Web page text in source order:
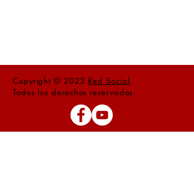
Copyright © 2022 Red Social .
Todos los derechos reservados.